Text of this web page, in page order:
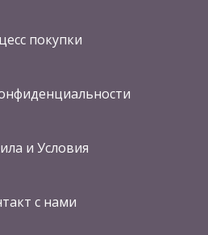
покупки
и Условия
с нами